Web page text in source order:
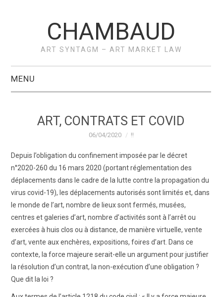
CHAMBAUD
ART SYNTAGM – ART MARKET LAW
MENU
A PROPOS –
VÉRONIQUE
CHAMBAUD
ACTUS
ART WINNERS
CONTACT
ART, CONTRATS ET COVID
06/04/2020 !!
Depuis l’obligation du confinement imposée par le décret
n°2020-260 du 16 mars 2020 (portant réglementation des
déplacements dans le cadre de la lutte contre la propagation du
virus covid-19), les déplacements autorisés sont limités et, dans
le monde de l’art, nombre de lieux sont fermés, musées,
centres et galeries d’art, nombre d’activités sont à l’arrêt ou
exercées à huis clos ou à distance, de manière virtuelle, vente
d’art, vente aux enchères, expositions, foires d’art. Dans ce
contexte, la force majeure serait-elle un argument pour justifier
la résolution d’un contrat, la non-exécution d’une obligation ?
Que dit la loi ?